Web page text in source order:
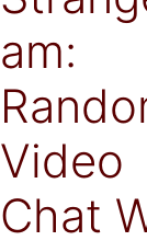
am:
Video
Chat